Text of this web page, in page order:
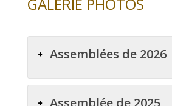
GALERIE PHOTOS
Assemblées de 2026